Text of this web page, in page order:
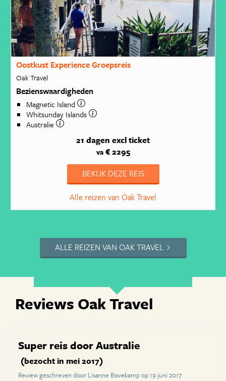
Oostkust Experience Groepsreis
Oak Travel
Bezienswaardigheden
Magnetic Island
Whitsunday Islands
Australie
21 dagen excl ticket
va€ 2295
BEKIJK DEZE REIS
Alle reizen van Oak Travel
ALLE REIZEN VAN OAK TRAVEL
Reviews Oak Travel
Super reis door Australie
(bezocht in mei 2017)
Review geschreven door Lisanne Bovekamp op 19 juni 2017